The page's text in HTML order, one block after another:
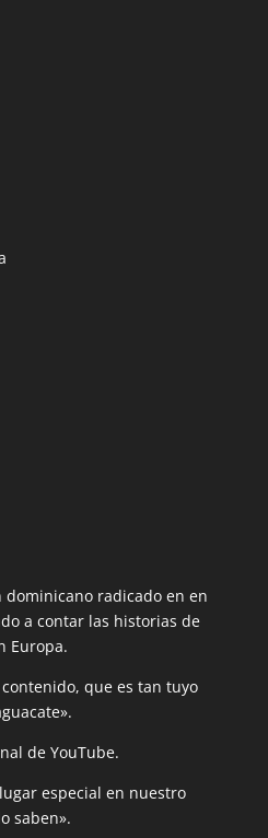
radicado en en
a contar las historias de
Europa.
que es tan tuyo
de YouTube.
especial en nuestro
saben».